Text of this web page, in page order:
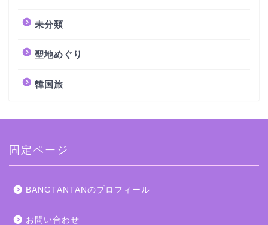
未分類
聖地めぐり
韓国旅
固定ページ
BANGTANTANのプロフィール
お問い合わせ